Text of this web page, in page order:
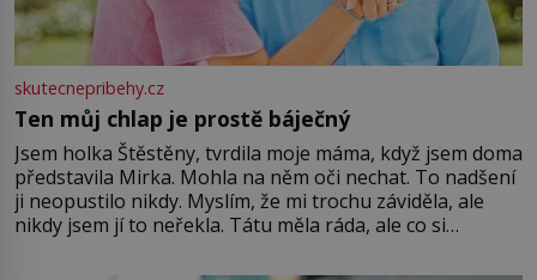
skutecnepribehy.cz
Ten můj chlap je prostě báječný
Jsem holka Štěstěny, tvrdila moje máma, když jsem doma
představila Mirka. Mohla na něm oči nechat. To nadšení
ji neopustilo nikdy. Myslím, že mi trochu záviděla, ale
nikdy jsem jí to neřekla. Tátu měla ráda, ale co si
Jsme spolu moc rádi Tehdy byla jiná doba, když